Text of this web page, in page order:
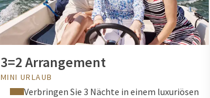
3=2 Arrangement
MINI URLAUB
Verbringen Sie 3 Nächte in einem luxuriösen